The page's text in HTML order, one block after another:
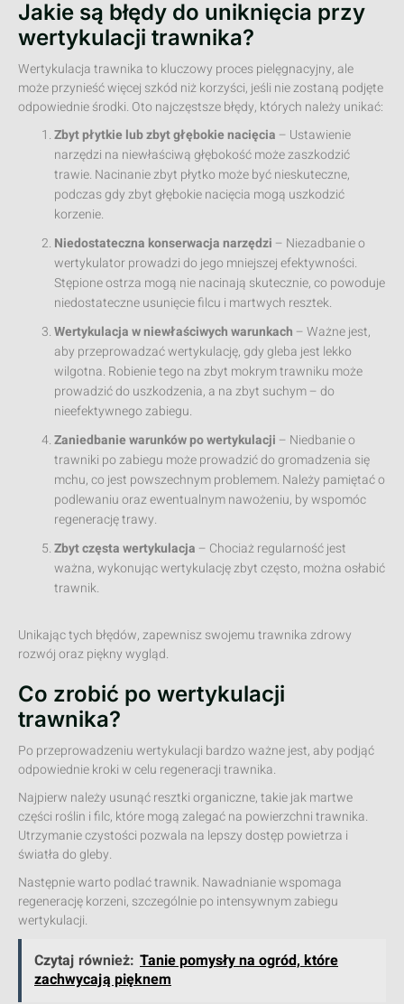
Jakie są błędy do uniknięcia przy
wertykulacji trawnika?
Wertykulacja trawnika to kluczowy proces pielęgnacyjny, ale
może przynieść więcej szkód niż korzyści, jeśli nie zostaną podjęte
odpowiednie środki. Oto najczęstsze błędy, których należy unikać:
Zbyt płytkie lub zbyt głębokie nacięcia – Ustawienie
narzędzi na niewłaściwą głębokość może zaszkodzić
trawie. Nacinanie zbyt płytko może być nieskuteczne,
podczas gdy zbyt głębokie nacięcia mogą uszkodzić
korzenie.
Niedostateczna konserwacja narzędzi – Niezadbanie o
wertykulator prowadzi do jego mniejszej efektywności.
Stępione ostrza mogą nie nacinają skutecznie, co powoduje
niedostateczne usunięcie filcu i martwych resztek.
Wertykulacja w niewłaściwych warunkach – Ważne jest,
aby przeprowadzać wertykulację, gdy gleba jest lekko
wilgotna. Robienie tego na zbyt mokrym trawniku może
prowadzić do uszkodzenia, a na zbyt suchym – do
nieefektywnego zabiegu.
Zaniedbanie warunków po wertykulacji – Niedbanie o
trawniki po zabiegu może prowadzić do gromadzenia się
mchu, co jest powszechnym problemem. Należy pamiętać o
podlewaniu oraz ewentualnym nawożeniu, by wspomóc
regenerację trawy.
Zbyt częsta wertykulacja – Chociaż regularność jest
ważna, wykonując wertykulację zbyt często, można osłabić
trawnik.
Unikając tych błędów, zapewnisz swojemu trawnika zdrowy
rozwój oraz piękny wygląd.
Co zrobić po wertykulacji
trawnika?
Po przeprowadzeniu wertykulacji bardzo ważne jest, aby podjąć
odpowiednie kroki w celu regeneracji trawnika.
Najpierw należy usunąć resztki organiczne, takie jak martwe
części roślin i filc, które mogą zalegać na powierzchni trawnika.
Utrzymanie czystości pozwala na lepszy dostęp powietrza i
światła do gleby.
Następnie warto podlać trawnik. Nawadnianie wspomaga
regenerację korzeni, szczególnie po intensywnym zabiegu
wertykulacji.
Czytaj również: Tanie pomysły na ogród, które
zachwycają pięknem